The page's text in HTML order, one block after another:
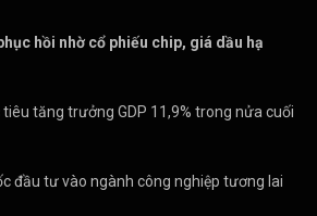
hồi nhờ cổ phiếu chip, giá dầu hạ
tăng trưởng GDP 11,9% trong nửa cuối
đầu tư vào ngành công nghiệp tương lai